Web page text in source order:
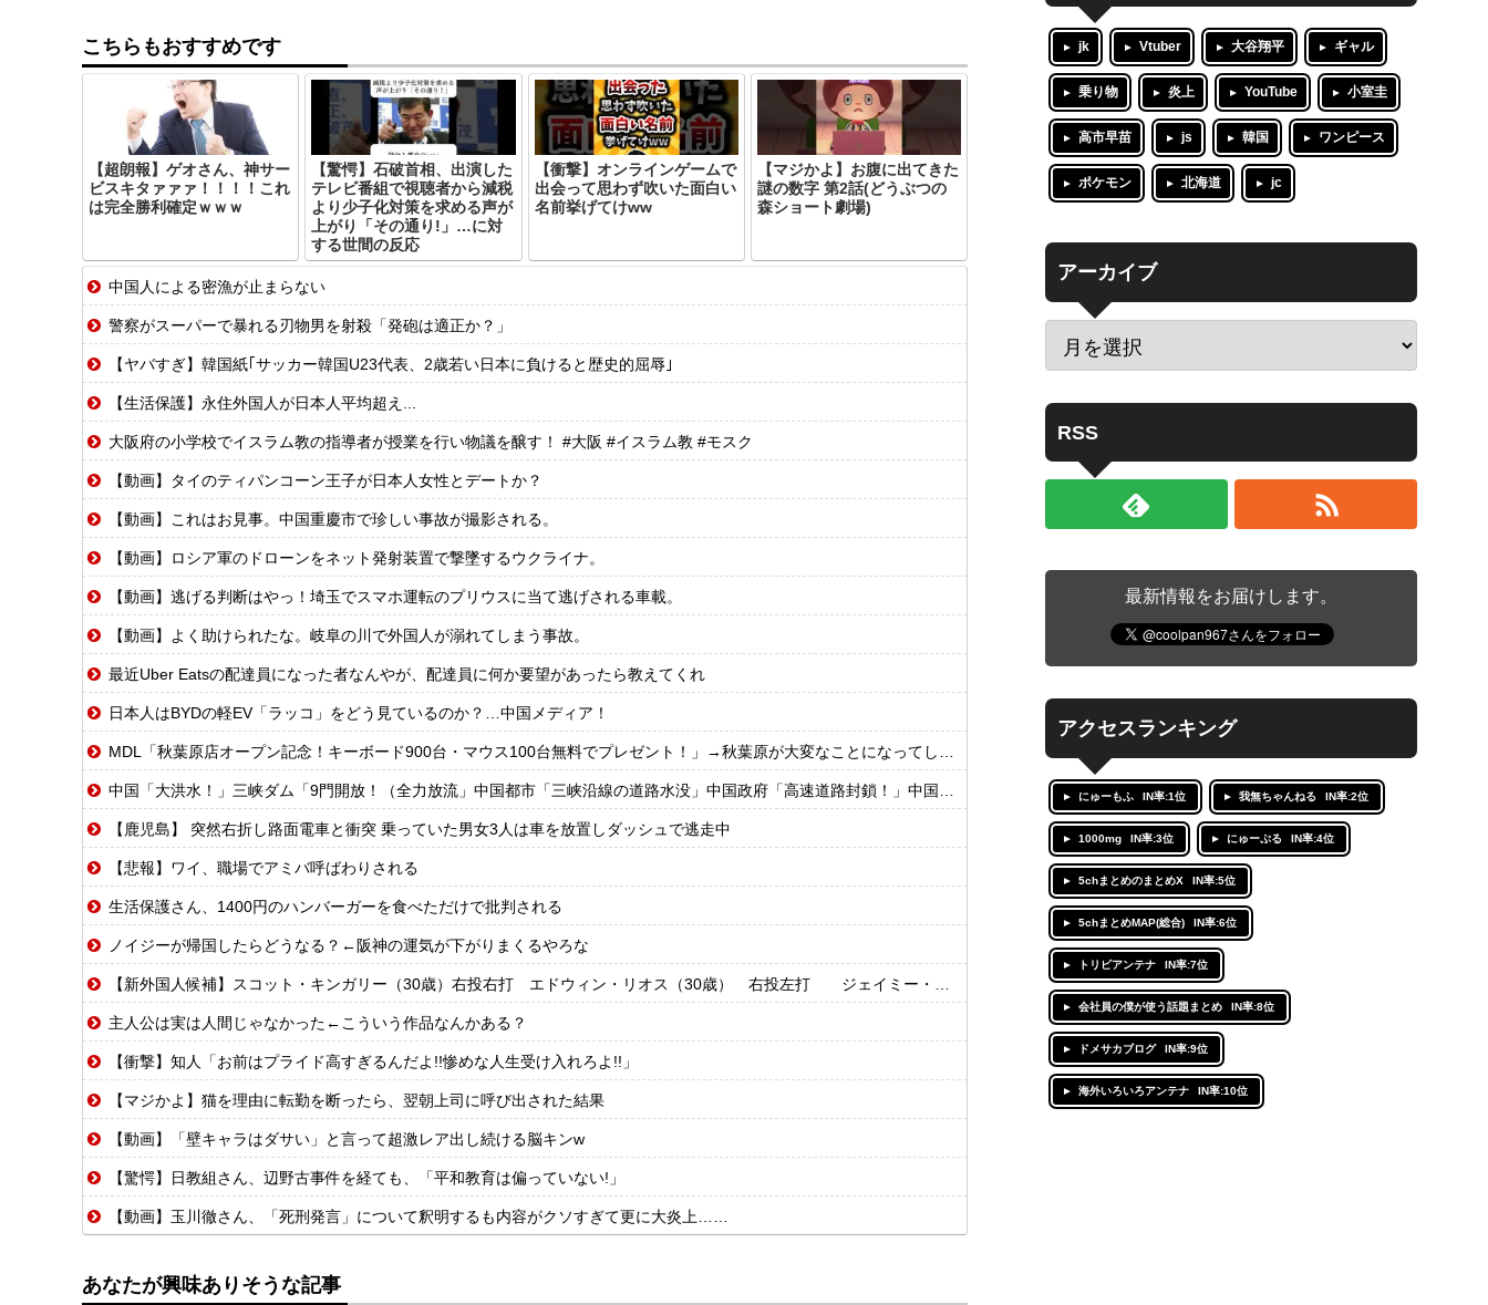
こちらもおすすめです
【超朗報】ゲオさん、神サー
ビスキタァァァ！！！！これ
は完全勝利確定ｗｗｗ
【驚愕】石破首相、出演した
テレビ番組で視聴者から減税
より少子化対策を求める声が
上がり「その通り!」…に対
する世間の反応
【衝撃】オンラインゲームで
出会って思わず吹いた面白い
名前挙げてけww
【マジかよ】お腹に出てきた
謎の数字 第2話(どうぶつの
森ショート劇場)
中国人による密漁が止まらない
警察がスーパーで暴れる刃物男を射殺「発砲は適正か？」
【ヤバすぎ】韓国紙｢サッカー韓国U23代表、2歳若い日本に負けると歴史的屈辱｣
【生活保護】永住外国人が日本人平均超え...
大阪府の小学校でイスラム教の指導者が授業を行い物議を醸す！ #大阪 #イスラム教 #モスク
【動画】タイのティパンコーン王子が日本人女性とデートか？
【動画】これはお見事。中国重慶市で珍しい事故が撮影される。
【動画】ロシア軍のドローンをネット発射装置で撃墜するウクライナ。
【動画】逃げる判断はやっ！埼玉でスマホ運転のプリウスに当て逃げされる車載。
【動画】よく助けられたな。岐阜の川で外国人が溺れてしまう事故。
最近Uber Eatsの配達員になった者なんやが、配達員に何か要望があったら教えてくれ
日本人はBYDの軽EV「ラッコ」をどう見ているのか？…中国メディア！
MDL「秋葉原店オープン記念！キーボード900台・マウス100台無料でプレゼント！」→秋葉原が大変なことになってしまう
中国「大洪水！」三峡ダム「9門開放！（全力放流」中国都市「三峡沿線の道路水没」中国政府「高速道路封鎖！」中国ダム「緊急放流に合わせて開門（土砂崩れ発生」→
【鹿児島】 突然右折し路面電車と衝突 乗っていた男女3人は車を放置しダッシュで逃走中
【悲報】ワイ、職場でアミバ呼ばわりされる
生活保護さん、1400円のハンバーガーを食べただけで批判される
ノイジーが帰国したらどうなる？←阪神の運気が下がりまくるやろな
【新外国人候補】スコット・キンガリー（30歳）右投右打 エドウィン・リオス（30歳） 右投左打 ジェイミー・ウェストブルック（29歳） 右投右打
主人公は実は人間じゃなかった←こういう作品なんかある？
【衝撃】知人「お前はプライド高すぎるんだよ!!惨めな人生受け入れろよ!!」
【マジかよ】猫を理由に転勤を断ったら、翌朝上司に呼び出された結果
【動画】「壁キャラはダサい」と言って超激レア出し続ける脳キンw
【驚愕】日教組さん、辺野古事件を経ても、「平和教育は偏っていない!」
【動画】玉川徹さん、「死刑発言」について釈明するも内容がクソすぎて更に大炎上……
あなたが興味ありそうな記事
jk Vtuber 大谷翔平 ギャル
乗り物 炎上 YouTube 小室圭
高市早苗 js 韓国 ワンピース
ポケモン 北海道 jc
アーカイブ
RSS
最新情報をお届けします。
アクセスランキング
にゅーもふ IN率:1位 我無ちゃんねる IN率:2位
1000mg IN率:3位 にゅーぷる IN率:4位
5chまとめのまとめX IN率:5位
5chまとめMAP(総合) IN率:6位
トリビアンテナ IN率:7位
会社員の僕が使う話題まとめ IN率:8位
ドメサカブログ IN率:9位
海外いろいろアンテナ IN率:10位